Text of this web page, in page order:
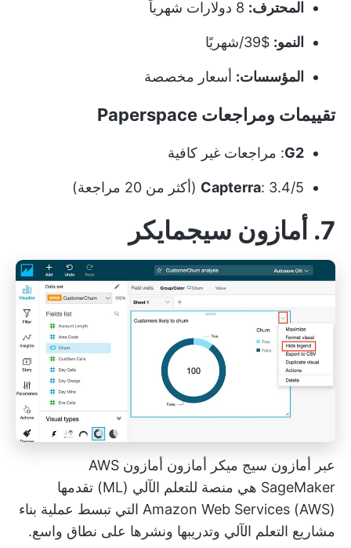
المحترف:
النمو: $39/شهريًا
المؤسسات: أسعار مخصصة
تقييمات ومراجعات Paperspace
G2: مراجعات غير كافية
Capterra: 3.4/5 (أكثر من 20 مراجعة)
7. أمازون سيجمايكر
عبر أمازون سيج ميكر
أمازون أمازون AWS
SageMaker هي منصة للتعلم الآلي (ML) تقدمها
Amazon Web Services (AWS) التي تبسط عملية بناء
مشاريع التعلم الآلي وتدريبها ونشرها على نطاق واسع.